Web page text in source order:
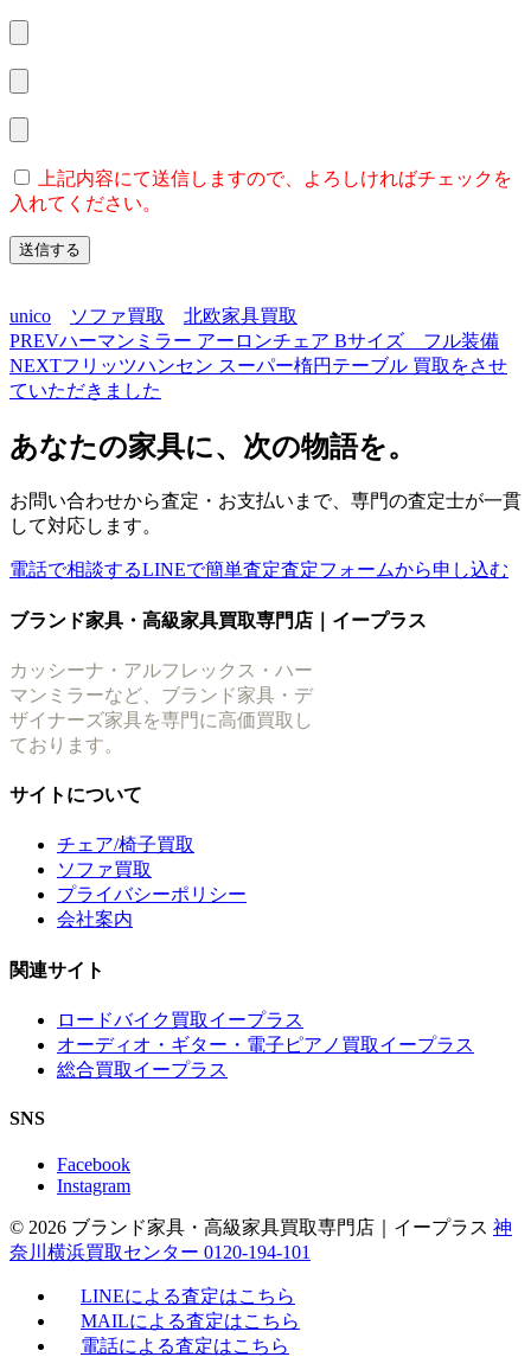
上記内容にて送信しますので、よろしければチェックを
入れてください。
unico ソファ買取
北欧家具買取
PREVハーマンミラー アーロンチェア Bサイズ フル装備
NEXTフリッツハンセン スーパー楕円テーブル 買取をさせ
ていただきました
あなたの家具に、次の物語を。
お問い合わせから査定・お支払いまで、専門の査定士が一貫
して対応します。
電話で相談するLINEで簡単査定査定フォームから申し込む
ブランド家具・高級家具買取専門店｜イープラス
カッシーナ・アルフレックス・ハー
マンミラーなど、ブランド家具・デ
ザイナーズ家具を専門に高価買取し
ております。
サイトについて
チェア/椅子買取
ソファ買取
プライバシーポリシー
会社案内
関連サイト
ロードバイク買取イープラス
オーディオ・ギター・電子ピアノ買取イープラス
総合買取イープラス
SNS
Facebook
Instagram
© 2026 ブランド家具・高級家具買取専門店｜イープラス 神
奈川横浜買取センター 0120-194-101
LINEによる査定はこちら
MAILによる査定はこちら
電話による査定はこちら